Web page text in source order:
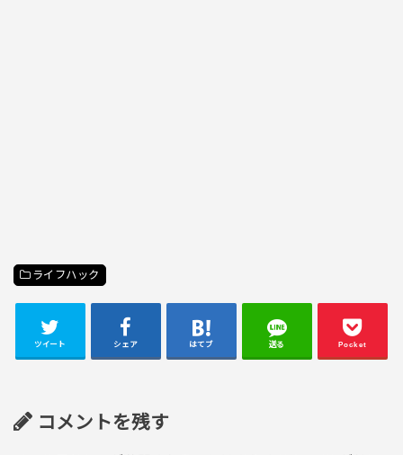
ライフハック
ツイート シェア はてブ 送る Pocket
コメントを残す